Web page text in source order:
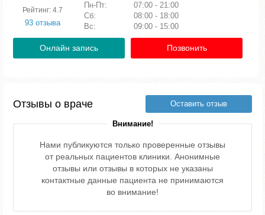
Рейтинг: 4.7
93 отзыва
Пн-Пт:
07:00 - 21:00
Сб:
08:00 - 18:00
Вс:
09:00 - 15:00
Онлайн запись Позвонить
Отзывы о враче Оставить отзыв
Внимание!
Нами публикуются только проверенные отзывы
от реальных пациентов клиники. Анонимные
отзывы или отзывы в которых не указаны
контактные данные пациента не принимаются
во внимание!